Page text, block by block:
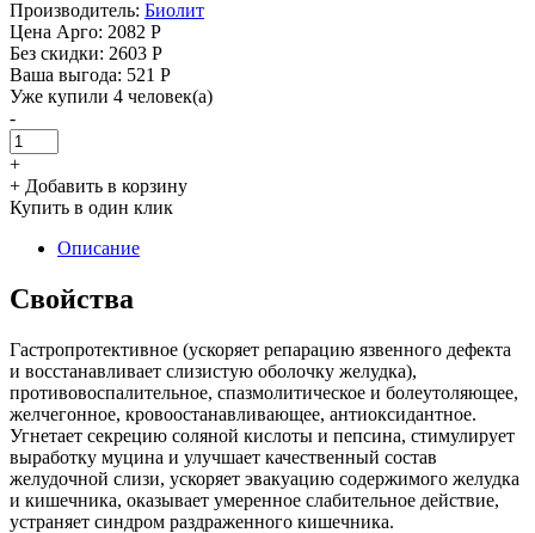
Производитель: Биолит
Цена Арго: 2082 Р
Без скидки: 2603 Р
Ваша выгода: 521 Р
Уже купили 4 человек(а)
-
+
+ Добавить в корзину
Купить в один клик
Описание
Свойства
Гастропротективное (ускоряет репарацию язвенного дефекта
и восстанавливает слизистую оболочку желудка),
противовоспалительное, спазмолитическое и болеутоляющее,
желчегонное, кровоостанавливающее, антиоксидантное.
Угнетает секрецию соляной кислоты и пепсина, стимулирует
выработку муцина и улучшает качественный состав
желудочной слизи, ускоряет эвакуацию содержимого желудка
и кишечника, оказывает умеренное слабительное действие,
устраняет синдром раздраженного кишечника.